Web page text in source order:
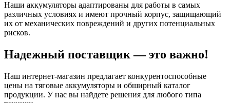
Наши аккумуляторы адаптированы для работы в самых
различных условиях и имеют прочный корпус, защищающий
их от механических повреждений и других потенциальных
рисков.
Надежный поставщик — это важно!
Наш интернет-магазин предлагает конкурентоспособные
цены на тяговые аккумуляторы и обширный каталог
продукции. У нас вы найдете решения для любого типа